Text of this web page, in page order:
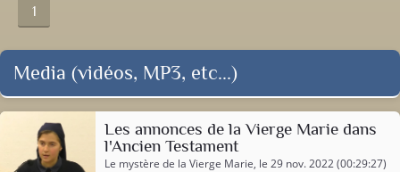
1
Media (vidéos, MP3, etc...)
Les annonces de la Vierge Marie dans
l'Ancien Testament
Le mystère de la Vierge Marie, le 29 nov. 2022 (00:29:27)